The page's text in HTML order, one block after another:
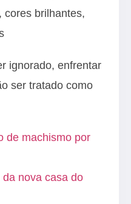
cores brilhantes,
ignorado, enfrentar
ser tratado como
de machismo por
nova casa do